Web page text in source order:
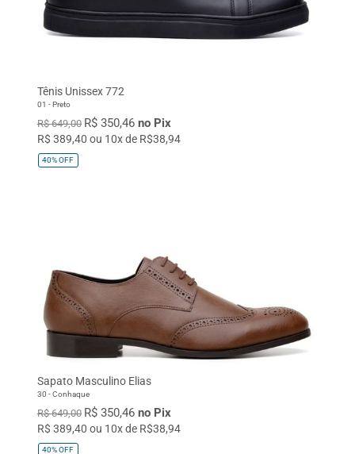
Tênis Unissex 772
01 - Preto
R$ 649,00 R$ 350,46 no Pix
R$ 389,40 ou 10x de R$38,94
40%OFF
Sapato Masculino Elias
30 - Conhaque
R$ 649,00 R$ 350,46 no Pix
R$ 389,40 ou 10x de R$38,94
40%OFF